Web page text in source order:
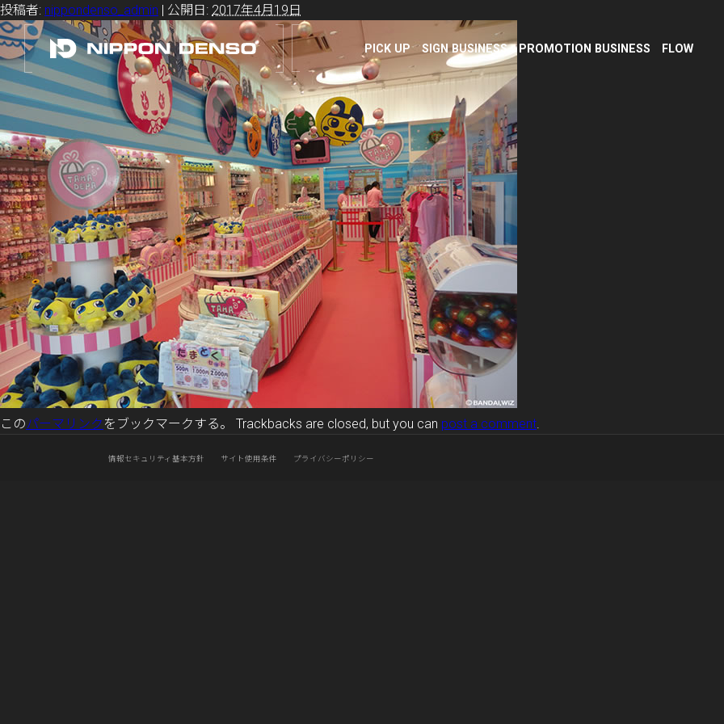
PICK UP SIGN BUSINESS PROMOTION BUSINESS FLOW
投稿者: nippondenso_admin | 公開日: 2017年4月19日
このパーマリンク をブックマークする。 Trackbacks are closed, but you can post a comment.
情報セキュリティ基本方針 サイト使用条件 プライバシーポリシー